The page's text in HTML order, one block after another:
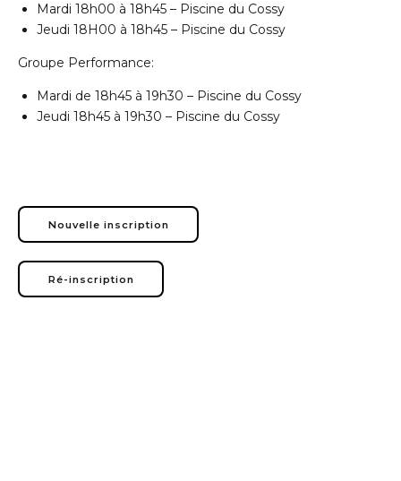
Mardi 18h00 à 18h45 – Piscine du Cossy
Jeudi 18H00 à 18h45 – Piscine du Cossy
Groupe Performance:
Mardi de 18h45 à 19h30 – Piscine du Cossy
Jeudi 18h45 à 19h30 – Piscine du Cossy
Nouvelle inscription
Ré-inscription